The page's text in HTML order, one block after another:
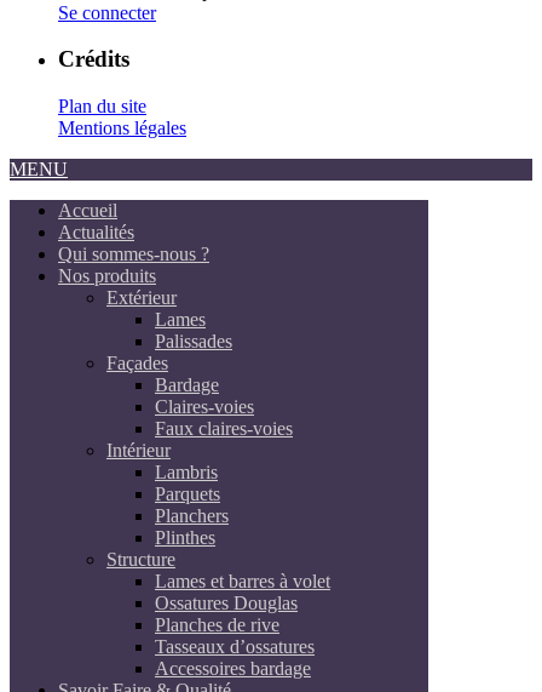
Se connecter
Crédits
Plan du site
Mentions légales
MENU
Accueil
Actualités
Qui sommes-nous ?
Nos produits
Extérieur
Lames
Palissades
Façades
Bardage
Claires-voies
Faux claires-voies
Intérieur
Lambris
Parquets
Planchers
Plinthes
Structure
Lames et barres à volet
Ossatures Douglas
Planches de rive
Tasseaux d’ossatures
Accessoires bardage